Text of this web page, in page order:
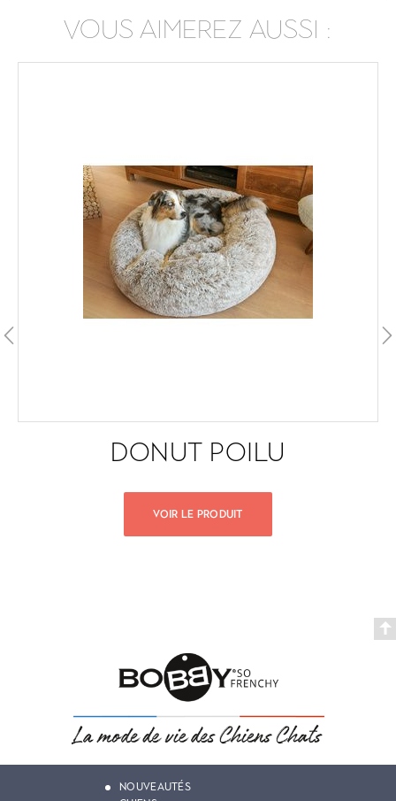
VOUS AIMEREZ AUSSI :
DONUT POILU
VOIR LE PRODUIT
NOUVEAUTÉS